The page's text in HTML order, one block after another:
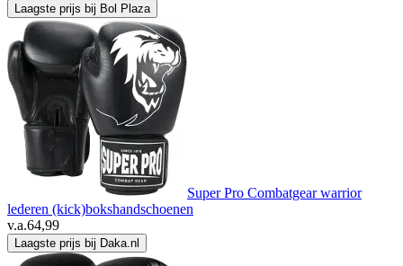
Laagste prijs bij Bol Plaza
Super Pro Combatgear warrior
lederen (kick)bokshandschoenen
v.a.64,99
Laagste prijs bij Daka.nl